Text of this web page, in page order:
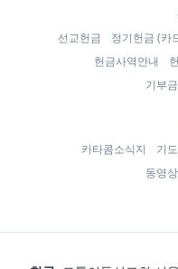
선교헌금 정기헌금 (카
헌금사역안내
기부
카타콤소식지 기
동영